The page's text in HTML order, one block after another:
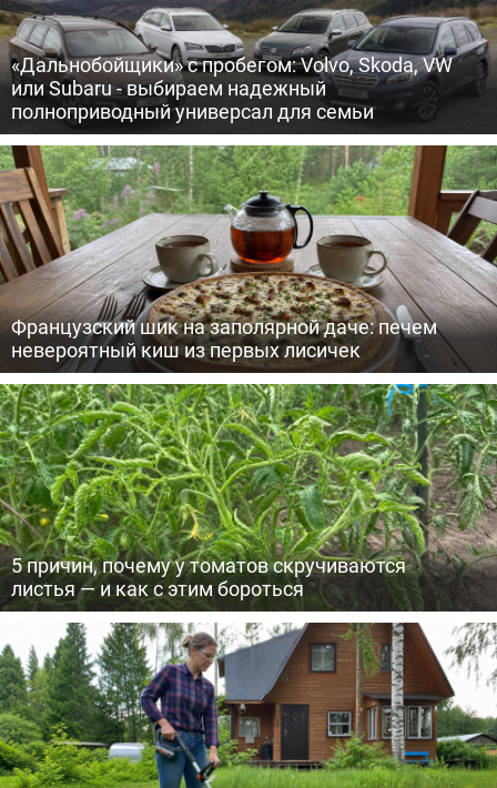
«Дальнобойщики» с пробегом: Volvo, Skoda, VW
или Subaru - выбираем надежный
полноприводный универсал для семьи
Французский шик на заполярной даче: печем
невероятный киш из первых лисичек
5 причин, почему у томатов скручиваются
листья — и как с этим бороться